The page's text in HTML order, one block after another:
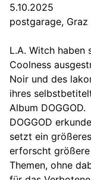
5.10.2025
postgarage, Graz
L.A. Witch haben
Coolness
Noir und des
ihres
Album DOGGOD.
DOGGOD
setzt ein
erforscht
Themen, ohne